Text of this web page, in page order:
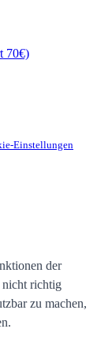
70€)
Einstellungen
der
nicht richtig
zu machen,